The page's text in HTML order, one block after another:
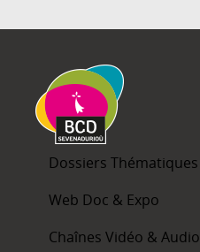
Dossiers Thématiques
Web Doc & Expo
Chaînes Vidéo & Audio